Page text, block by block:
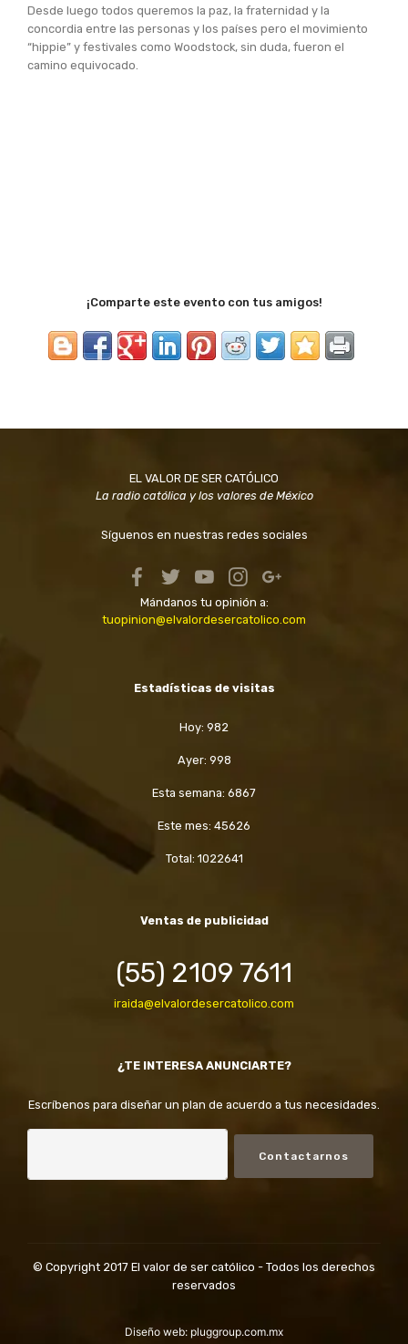
Desde luego todos queremos la paz, la fraternidad y la
concordia entre las personas y los países pero el movimiento
“hippie” y festivales como Woodstock, sin duda, fueron el
camino equivocado.
¡Comparte este evento con tus amigos!
EL VALOR DE SER CATÓLICO
La radio católica y los valores de México
Síguenos en nuestras redes sociales
Mándanos tu opinión a:
tuopinion@elvalordesercatolico.com
Estadísticas de visitas
Hoy: 982
Ayer: 998
Esta semana: 6867
Este mes: 45626
Total: 1022641
Ventas de publicidad
(55) 2109 7611
iraida@elvalordesercatolico.com
¿TE INTERESA ANUNCIARTE?
Escríbenos para diseñar un plan de acuerdo a tus necesidades.
Contactarnos
© Copyright 2017 El valor de ser católico - Todos los derechos
reservados
Diseño web: pluggroup.com.mx